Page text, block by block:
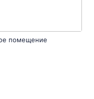
помещение